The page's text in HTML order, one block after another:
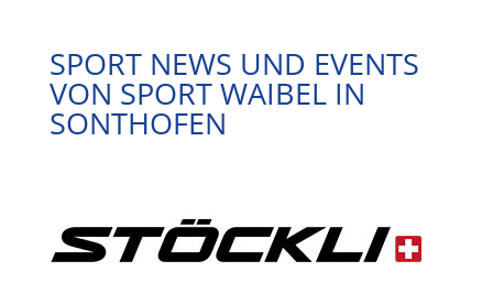
SPORT NEWS UND EVENTS
VON SPORT WAIBEL IN
SONTHOFEN